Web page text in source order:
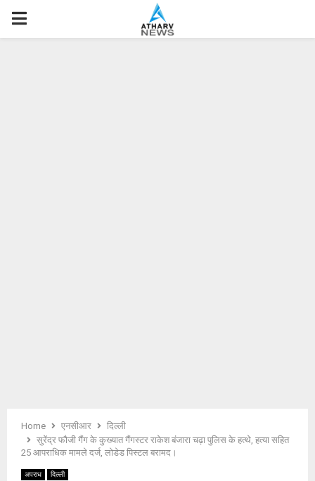
P
Home एनसीआर
दिल्ली
सुरेंद्र फौजी गैंग के कुख्यात गैंगस्टर राकेश बंजारा चढ़ा पुलिस के हत्थे, हत्या सहित
25 आपराधिक मामले दर्ज, लोडेड पिस्टल बरामद।
अपराध दिल्ली